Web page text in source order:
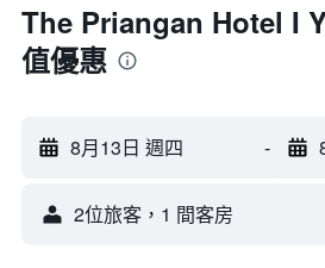
The Priangan Hotel I
值優惠
8月13日 週四 -
2位旅客，1 間客房